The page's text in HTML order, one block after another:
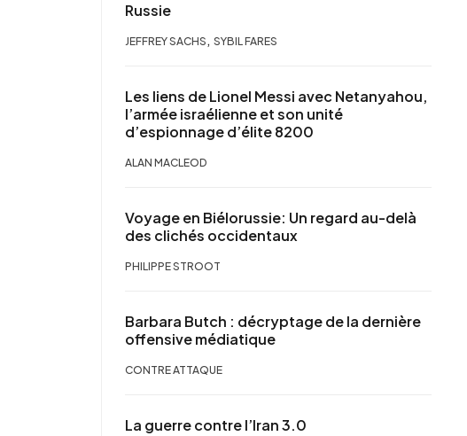
Russie
JEFFREY SACHS , SYBIL FARES
Les liens de Lionel Messi avec Netanyahou,
l’armée israélienne et son unité
d’espionnage d’élite 8200
ALAN MACLEOD
Voyage en Biélorussie: Un regard au-delà
des clichés occidentaux
PHILIPPE STROOT
Barbara Butch : décryptage de la dernière
offensive médiatique
CONTRE ATTAQUE
La guerre contre l’Iran 3.0